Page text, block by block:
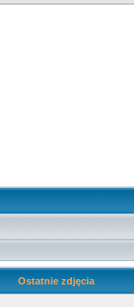
Ostatnie zdjęcia